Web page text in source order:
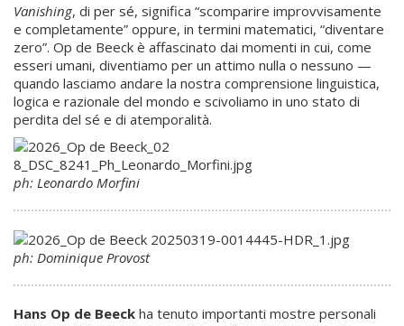
Vanishing, di per sé, significa “scomparire improvvisamente
e completamente” oppure, in termini matematici, “diventare
zero”. Op de Beeck è affascinato dai momenti in cui, come
esseri umani, diventiamo per un attimo nulla o nessuno —
quando lasciamo andare la nostra comprensione linguistica,
logica e razionale del mondo e scivoliamo in uno stato di
perdita del sé e di atemporalità.
ph: Leonardo Morfini
ph: Dominique Provost
Hans Op de Beeck ha tenuto importanti mostre personali